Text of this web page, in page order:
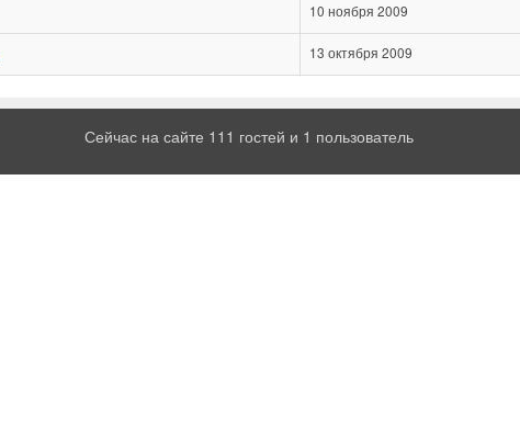
10 ноября 2009
13 октября 2009
Сейчас на сайте 111 гостей и 1 пользователь